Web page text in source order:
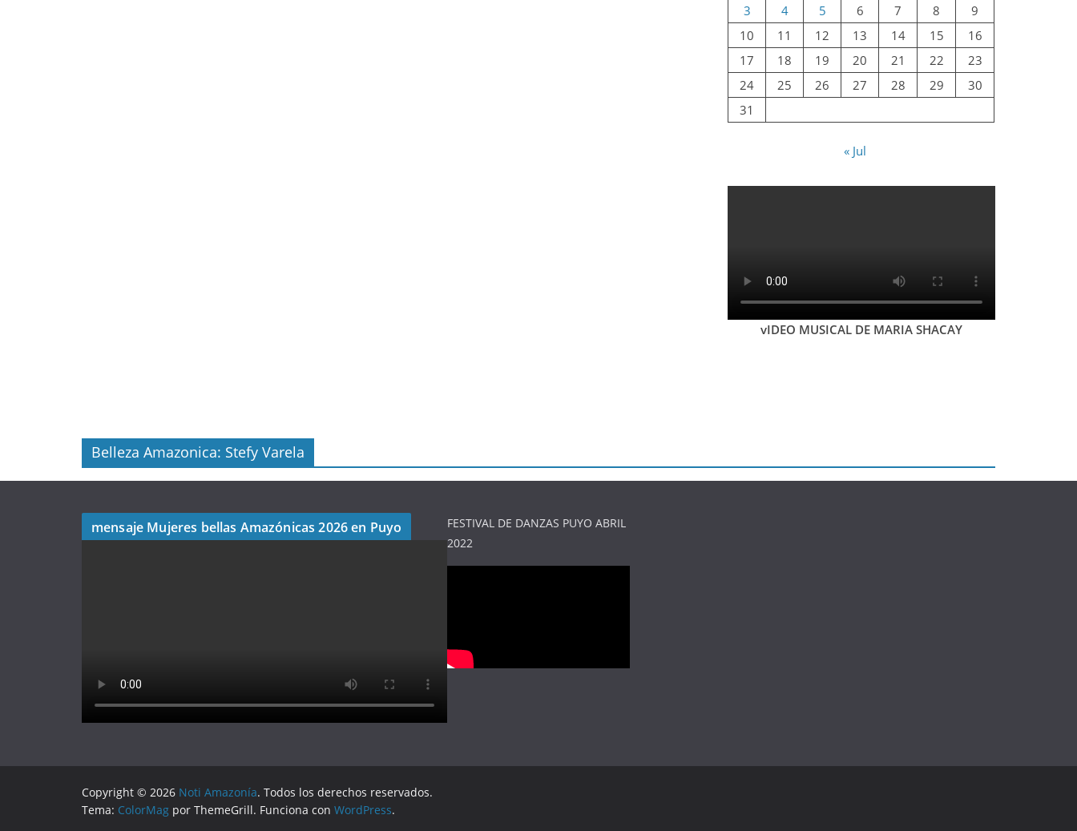
3
4 5 6 7 8
9
10
11 12 13 14 15
16
17
18 19 20 21 22
23
24
25 26 27 28 29
30
31
« Jul
vIDEO MUSICAL DE MARIA SHACAY
Belleza Amazonica: Stefy Varela
mensaje Mujeres bellas Amazónicas 2026 en Puyo
FESTIVAL DE DANZAS PUYO ABRIL
2022
Copyright © 2026 Noti Amazonía. Todos los derechos reservados.
Tema: ColorMag por ThemeGrill. Funciona con WordPress.